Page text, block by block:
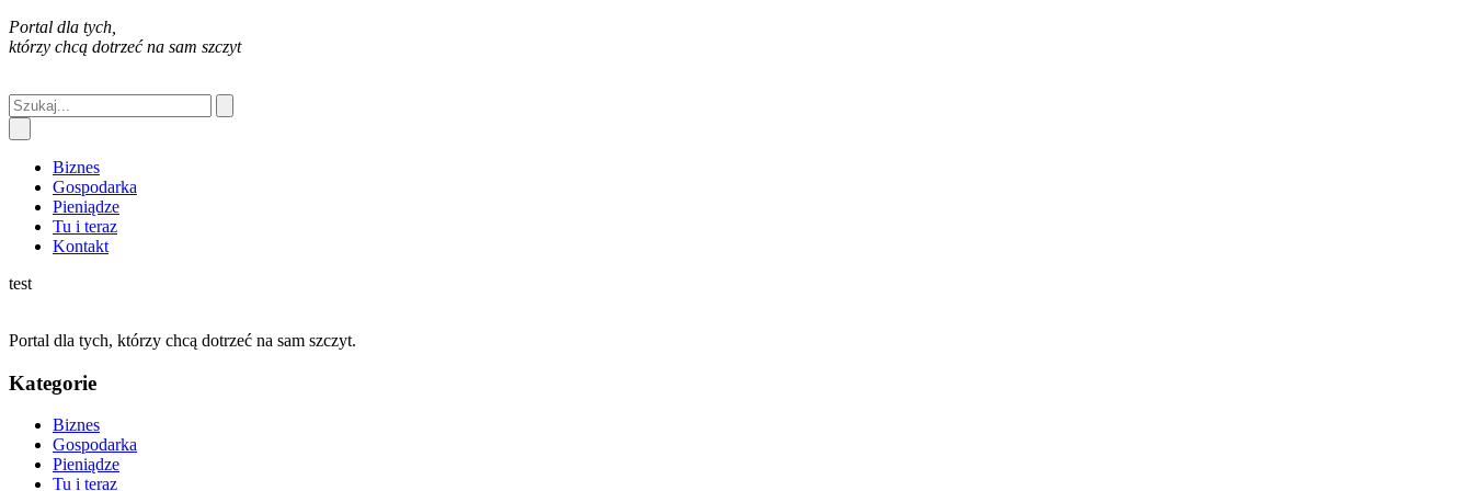
Portal dla tych,
którzy chcą dotrzeć na sam szczyt
Biznes
Gospodarka
Pieniądze
Tu i teraz
Kontakt
test
Portal dla tych, którzy chcą dotrzeć na sam szczyt.
Kategorie
Biznes
Gospodarka
Pieniądze
Tu i teraz